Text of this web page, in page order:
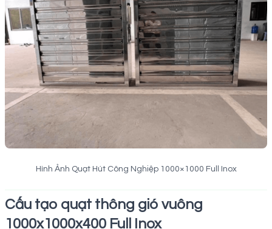
Hình Ảnh Quạt Hút Công Nghiệp 1000×1000 Full Inox
Cấu tạo quạt thông gió vuông
1000x1000x400 Full Inox